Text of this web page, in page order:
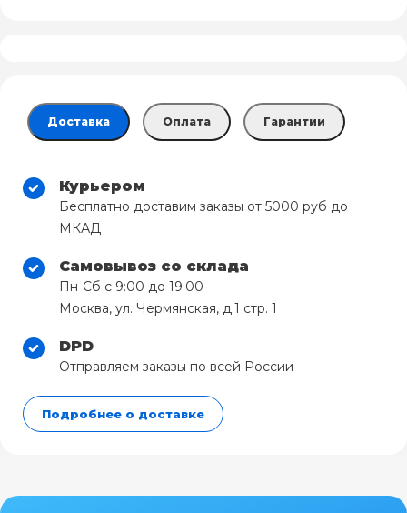
Доставка Оплата Гарантии
Курьером
Бесплатно доставим заказы от 5000 руб до
МКАД
Самовывоз со склада
Пн-Сб с 9:00 до 19:00
Москва, ул. Чермянская, д.1 стр. 1
DPD
Отправляем заказы по всей России
Подробнее о доставке